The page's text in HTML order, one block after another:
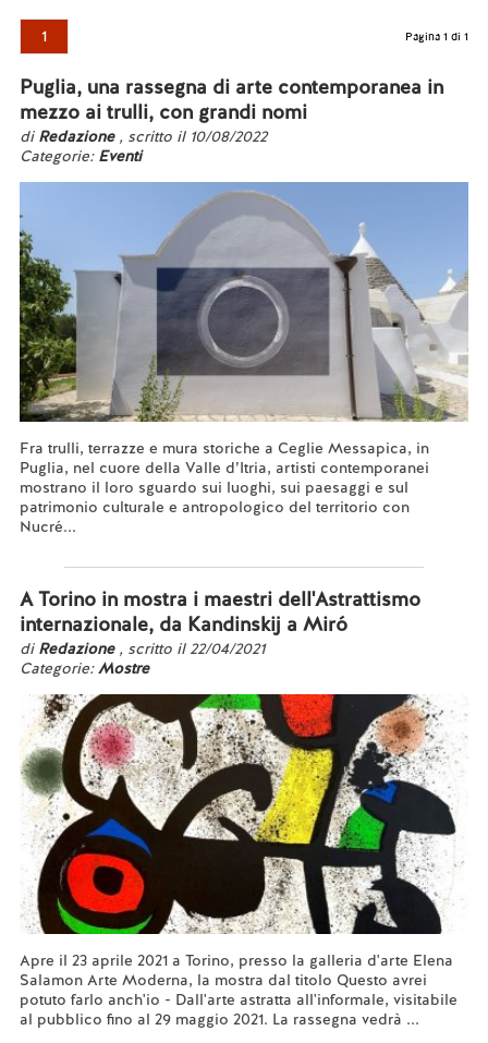
1 Pagina 1 di 1
Puglia, una rassegna di arte contemporanea in
mezzo ai trulli, con grandi nomi
di Redazione , scritto il 10/08/2022
Categorie: Eventi
Fra trulli, terrazze e mura storiche a Ceglie Messapica, in
Puglia, nel cuore della Valle d’Itria, artisti contemporanei
mostrano il loro sguardo sui luoghi, sui paesaggi e sul
patrimonio culturale e antropologico del territorio con
Nucré...
A Torino in mostra i maestri dell'Astrattismo
internazionale, da Kandinskij a Miró
di Redazione , scritto il 22/04/2021
Categorie:Mostre
Apre il 23 aprile 2021 a Torino, presso la galleria d'arte Elena
Salamon Arte Moderna, la mostra dal titolo Questo avrei
potuto farlo anch'io - Dall'arte astratta all'informale, visitabile
al pubblico fino al 29 maggio 2021. La rassegna vedrà ...